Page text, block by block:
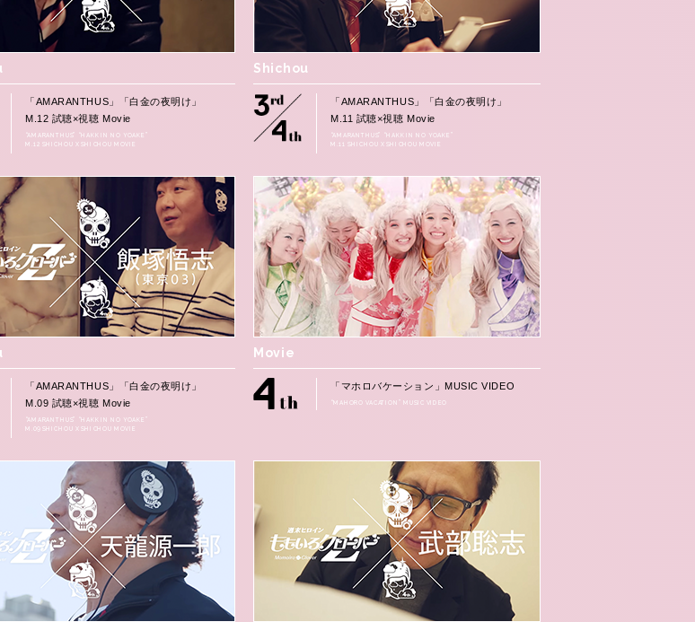
「AMARANTHUS」「白金の夜明け」
M.12 試聴×視聴 Movie
“AMARANTHUS” “HAKKIN NO YOAKE”
M.12 SHICHOU X SHICHOU MOVIE
Shichou
「AMARANTHUS」「白金の夜明け」
M.11 試聴×視聴 Movie
“AMARANTHUS” “HAKKIN NO YOAKE”
M.11 SHICHOU X SHICHOU MOVIE
「AMARANTHUS」「白金の夜明け」
M.09 試聴×視聴 Movie
“AMARANTHUS” “HAKKIN NO YOAKE”
M.09 SHICHOU X SHICHOU MOVIE
Movie
「マホロバケーション」MUSIC VIDEO
“MAHORO VACATION” MUSIC VIDEO